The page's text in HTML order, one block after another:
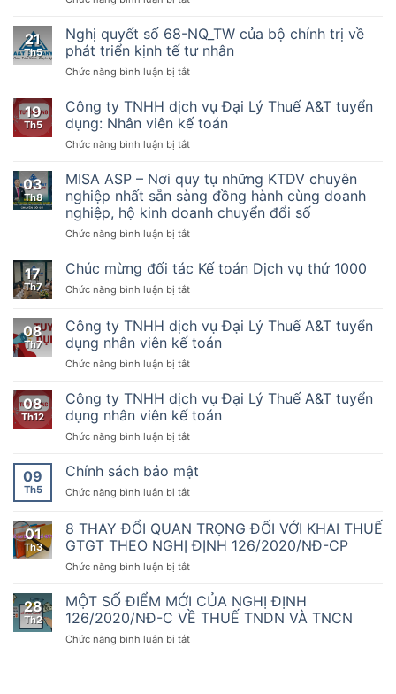
dẫn
thực
hiện
một
điều
của
Quản
thuế
ngày
13
6
2019,
123/2020/NĐ-
CP
ngày
10
năm
2020
Chính
phủ
quy
về
hóa
đơn,
chứng
Nghị
định
70/2025/NĐ-
quyết
số
198/2025/QH15
Về
số
cơ
chế,
chính
đặc
biệt
phát
kinh
tư
21
Th5
Nghị quyết số 68-NQ_TW của bộ chính trị về
phát triển kịnh tế tư nhân
Chức năng bình luận bị tắtở
quyết
số
68-
NQ_TW
bộ
chính
về
phát
kịnh
tư
19
Th5
Công ty TNHH dịch vụ Đại Lý Thuế A&T tuyển
dụng: Nhân viên kế toán
Chức năng bình luận bị tắtở
TNHH
dịch
vụ
Đại
Thuế
A&T
tuyển
Nhân
viên
toán
03
Th8
MISA ASP – Nơi quy tụ những KTDV chuyên
nghiệp nhất sẵn sàng đồng hành cùng doanh
nghiệp, hộ kinh doanh chuyển đổi số
Chức năng bình luận bị tắtở
ASP
–
Nơi
tụ
những
KTDV
chuyên
nhất
sẵn
đồng
cùng
doanh
kinh
doanh
chuyển
số
17
Th7
Chúc mừng đối tác Kế toán Dịch vụ thứ 1000
Chức năng bình luận bị tắtở
mừng
đối
tác
Kế
Dịch
vụ
thứ
1000
08
Th7
Công ty TNHH dịch vụ Đại Lý Thuế A&T tuyển
dụng nhân viên kế toán
Chức năng bình luận bị tắtở
ty
TNHH
dịch
vụ
Lý
Thuế
A&T
dụng
nhân
kế
08
Th12
Công ty TNHH dịch vụ Đại Lý Thuế A&T tuyển
dụng nhân viên kế toán
Chức năng bình luận bị tắtở
ty
TNHH
dịch
Đại
Lý
Thuế
A&T
dụng
nhân
kế
09
Th5
Chính sách bảo mật
Chức năng bình luận bị tắtở
sách
bảo
mật
01
Th3
8 THAY ĐỔI QUAN TRỌNG ĐỐI VỚI KHAI THUẾ
GTGT THEO NGHỊ ĐỊNH 126/2020/NĐ-CP
Chức năng bình luận bị tắtở
THAY
ĐỔI
QUAN
TRỌNG
28
Th2
MỘT SỐ ĐIỂM MỚI CỦA NGHỊ ĐỊNH
126/2020/NĐ-C VỀ THUẾ TNDN VÀ TNCN
Chức năng bình luận bị tắtở